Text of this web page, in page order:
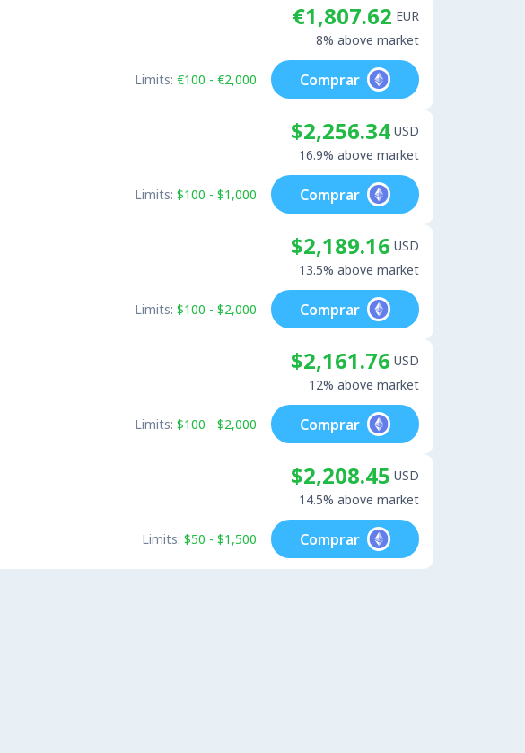
€1,807.62 EUR
8% above market
Limits: €100 - €2,000 Comprar
$2,256.34 USD
16.9% above market
Limits: $100 - $1,000 Comprar
$2,189.16 USD
13.5% above market
Limits: $100 - $2,000 Comprar
$2,161.76 USD
12% above market
Limits: $100 - $2,000 Comprar
$2,208.45 USD
14.5% above market
Limits: $50 - $1,500 Comprar